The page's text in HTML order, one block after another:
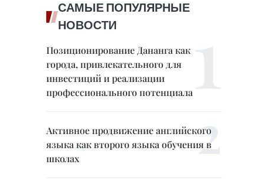
САМЫЕ ПОПУЛЯРНЫЕ
НОВОСТИ
Позиционирование Дананга как
города, привлекательного для
инвестиций и реализации
профессионального потенциала
Активное продвижение английского
языка как второго языка обучения в
школах